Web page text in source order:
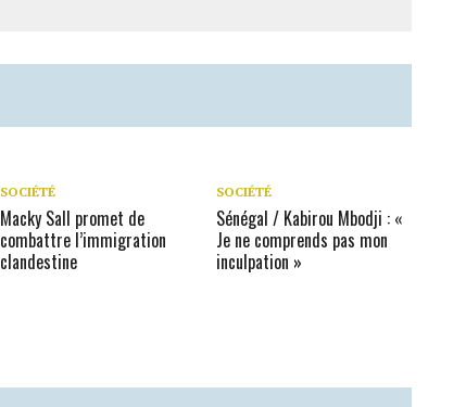
SOCIÉTÉ
Macky Sall promet de
combattre l’immigration
clandestine
SOCIÉTÉ
Sénégal / Kabirou Mbodji : «
Je ne comprends pas mon
inculpation »